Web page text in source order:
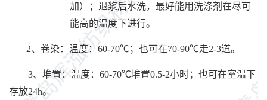
加）
；退浆后水洗，最好能用洗涤剂在尽可
能高的温度下进行。
2、卷染：温度：60-70℃；也可在70-90℃走2-3道。
3、堆置：温度：60-70℃堆置0.5-2小时；也可在室温下
存放24h。